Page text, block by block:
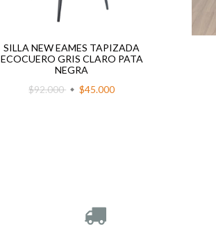
SILLA NEW EAMES TAPIZADA
ECOCUERO GRIS CLARO PATA
NEGRA
$92.000
$45.000